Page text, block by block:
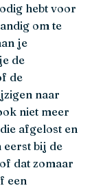
hebt voor
om te
je
de
de
naar
niet meer
afgelost en
eerst bij de
dat zomaar
een